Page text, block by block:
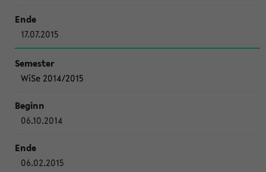
17.07.2015
WiSe 2014/2015
06.10.2014
06.02.2015